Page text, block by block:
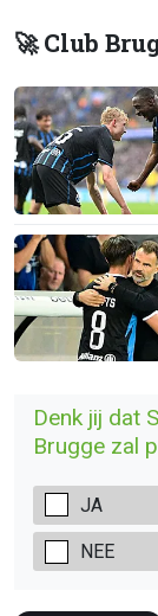
🚀 Club
Denk jij dat
Brugge zal
JA
NEE